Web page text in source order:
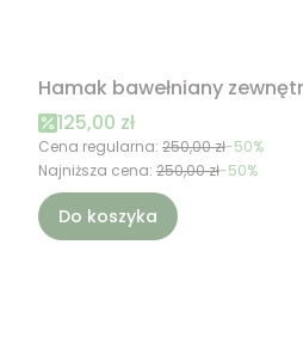
Hamak bawełniany
Cena promocyjna
125,00 zł
Cena regularna: 250,00 zł-50%
Najniższa cena: 250,00 zł-50%
Do koszyka